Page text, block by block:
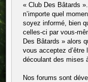
« Club Des Bâtards
n’importe quel
soyez informé, bien
celles-ci par vous-
Des Bâtards » alors
vous acceptez d’être
découlant des mises
Nos forums sont